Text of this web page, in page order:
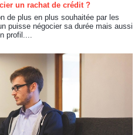
un rachat de crédit ?
de plus en plus souhaitée par les
puisse négocier sa durée mais aussi
profil....